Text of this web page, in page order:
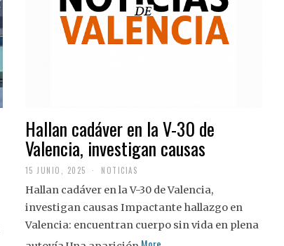
Hallan cadáver en la V-30 de
Valencia, investigan causas
15 JUNIO, 2025 NOTICIAS
Hallan cadáver en la V-30 de Valencia,
investigan causas Impactante hallazgo en
Valencia: encuentran cuerpo sin vida en plena